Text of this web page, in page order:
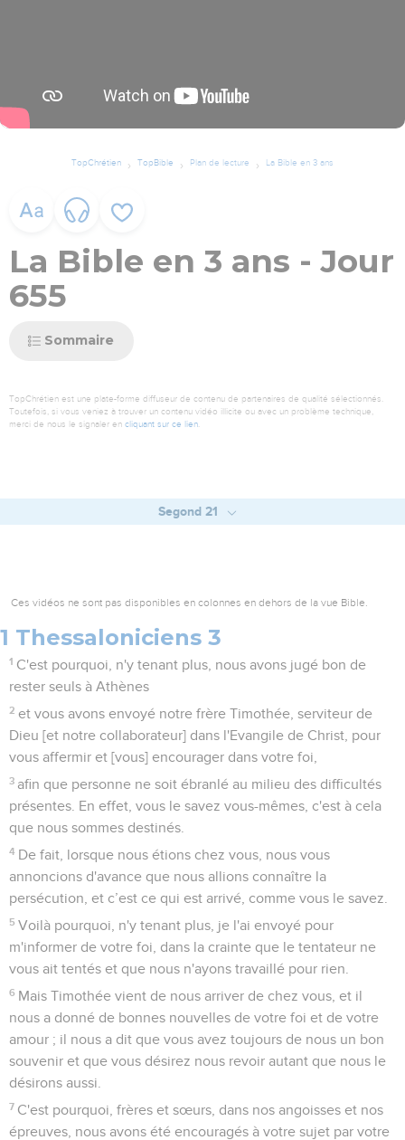
TopChrétien TopBible Plan de lecture La Bible en 3 ans
La Bible en 3 ans - Jour
655
Sommaire
TopChrétien est une plate-forme diffuseur de contenu de partenaires de qualité sélectionnés.
Toutefois, si vous veniez à trouver un contenu vidéo illicite ou avec un problème technique,
merci de nous le signaler en cliquant sur ce lien
Segond 21
Ces vidéos ne sont pas disponibles en colonnes en dehors de la vue Bible.
1 Thessaloniciens 3
1 C'est pourquoi, n'y tenant plus, nous avons jugé bon de
rester seuls à Athènes
2 et vous avons envoyé notre frère Timothée, serviteur de
Dieu [et notre collaborateur] dans l'Evangile de Christ, pour
vous affermir et [vous] encourager dans votre foi,
3 afin que personne ne soit ébranlé au milieu des difficultés
présentes. En effet, vous le savez vous-mêmes, c'est à cela
que nous sommes destinés.
4 De fait, lorsque nous étions chez vous, nous vous
annoncions d'avance que nous allions connaître la
persécution, et c’est ce qui est arrivé, comme vous le savez.
5 Voilà pourquoi, n'y tenant plus, je l'ai envoyé pour
m'informer de votre foi, dans la crainte que le tentateur ne
vous ait tentés et que nous n'ayons travaillé pour rien.
6 Mais Timothée vient de nous arriver de chez vous, et il
nous a donné de bonnes nouvelles de votre foi et de votre
amour ; il nous a dit que vous avez toujours de nous un bon
souvenir et que vous désirez nous revoir autant que nous le
désirons aussi.
7 C'est pourquoi, frères et sœurs, dans nos angoisses et nos
épreuves, nous avons été encouragés à votre sujet par votre